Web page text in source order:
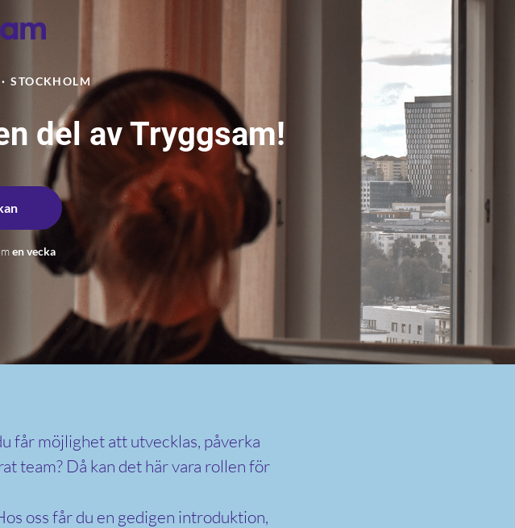
· STOCKHOLM
del av Tryggsam!
en vecka
får möjlighet att utvecklas, påverka
team? Då kan det här vara rollen för
oss får du en gedigen introduktion,